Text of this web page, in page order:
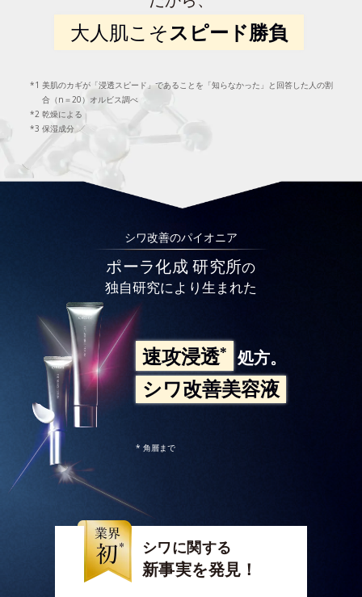
大人肌こそスピード勝負
美肌のカギが「浸透スピード」であることを「知らなかった」と回答した人の割
合（n＝20）オルビス調べ
乾燥による
保湿成分
シワ改善のパイオニア
ポーラ化成 研究所の
独自研究により生まれた
速攻浸透* 処方。
シワ改善美容液
* 角層まで
シワに関する
新事実を発見！